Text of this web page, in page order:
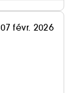
07 févr. 2026